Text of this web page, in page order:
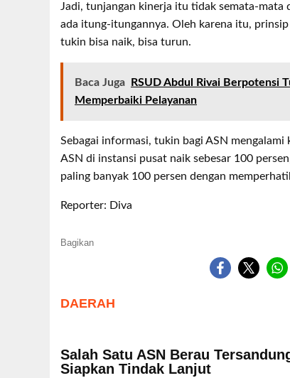
Jadi, tunjangan kinerja itu tidak semata-
ada itung-itungannya. Oleh karena itu,
tukin bisa naik, bisa turun.
Baca Juga
RSUD Abdul Rivai Berpotensi
Memperbaiki Pelayanan
Sebagai informasi, tukin bagi ASN
ASN di instansi pusat naik sebesar 100
paling banyak 100 persen dengan
Reporter: Diva
Bagikan
DAERAH
Salah Satu ASN Berau
Siapkan Tindak Lanjut